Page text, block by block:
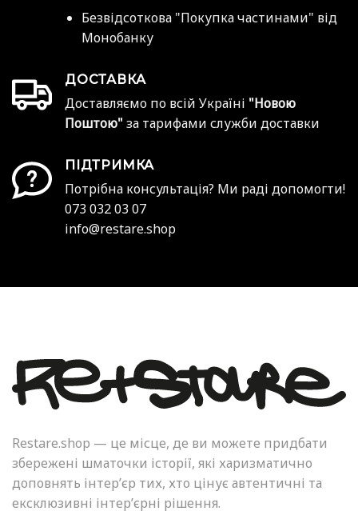
Безвідсоткова "Покупка частинами" від
Монобанку
ДОСТАВКА
Доставляємо по всій Україні "Новою
Поштою" за тарифами служби доставки
ПІДТРИМКА
Потрібна консультація? Ми раді допомогти!
073 032 03 07
info@restare.shop
Restare.shop — це місце, де ви можете придбати
збережені шматочки історії, які харизматично
доповнять інтер’єр тих, хто цінує автентичні та
ексклюзивні інтер’єрні рішення.